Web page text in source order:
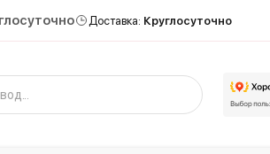
Доставка: Круглосуточно